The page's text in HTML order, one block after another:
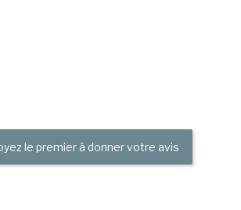
le premier à donner votre avis